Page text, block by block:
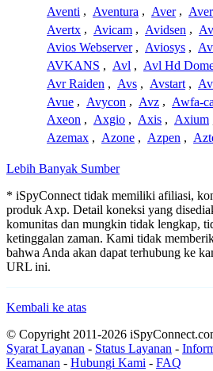
Aventi , Aventura , Aver ,
Avertx , Avicam , Avidsen ,
Avios Webserver , Aviosys ,
AVKANS , Avl , Avl Hd
Avr Raiden , Avs , Avstart ,
Avue , Avycon , Avz , Awfa-
Axeon , Axgio , Axis , Axium
Azemax , Azone , Azpen ,
Lebih Banyak Sumber
* iSpyConnect tidak memiliki afiliasi,
produk Axp. Detail koneksi yang
komunitas dan mungkin tidak lengkap,
ketinggalan zaman. Kami tidak
bahwa Anda akan dapat terhubung ke
URL ini.
Kembali ke atas
© Copyright 2011-2026
Syarat Layanan - Status Layanan -
Keamanan - Hubungi Kami - FAQ